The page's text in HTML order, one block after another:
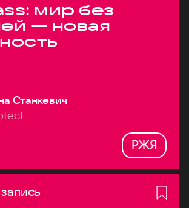
мир без
— новая
Станкевич
РЖЯ